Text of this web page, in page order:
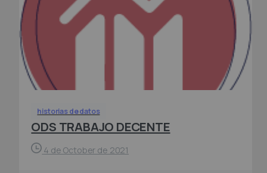
historias de datos
ODS TRABAJO DECENTE
4 de October de 2021